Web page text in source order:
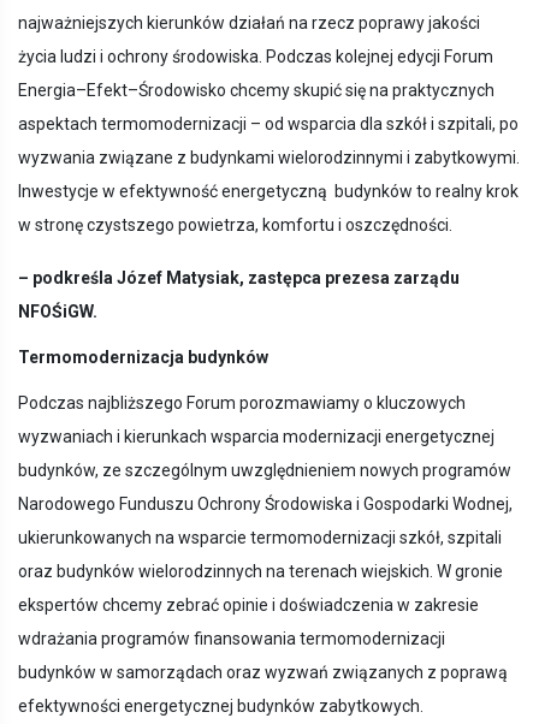
najważniejszych kierunków działań na rzecz poprawy jakości
życia ludzi i ochrony środowiska. Podczas kolejnej edycji Forum
Energia–Efekt–Środowisko chcemy skupić się na praktycznych
aspektach termomodernizacji – od wsparcia dla szkół i szpitali, po
wyzwania związane z budynkami wielorodzinnymi i zabytkowymi.
Inwestycje w efektywność energetyczną budynków to realny krok
w stronę czystszego powietrza, komfortu i oszczędności.
– podkreśla Józef Matysiak, zastępca prezesa zarządu
NFOŚiGW.
Termomodernizacja budynków
Podczas najbliższego Forum porozmawiamy o kluczowych
wyzwaniach i kierunkach wsparcia modernizacji energetycznej
budynków, ze szczególnym uwzględnieniem nowych programów
Narodowego Funduszu Ochrony Środowiska i Gospodarki Wodnej,
ukierunkowanych na wsparcie termomodernizacji szkół, szpitali
oraz budynków wielorodzinnych na terenach wiejskich. W gronie
ekspertów chcemy zebrać opinie i doświadczenia w zakresie
wdrażania programów finansowania termomodernizacji
budynków w samorządach oraz wyzwań związanych z poprawą
efektywności energetycznej budynków zabytkowych.